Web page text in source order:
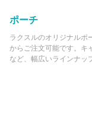
ポーチ
ラクスルのオリジナルポ
からご注文可能です。キ
など、幅広いラインナッ